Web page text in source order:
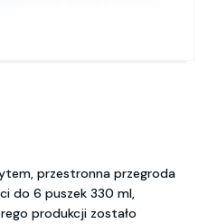
przestronna przegroda
do 6 puszek 330 ml,
produkcji zostało